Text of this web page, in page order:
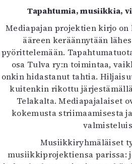
Tapahtumia, musiikkia,
Mediapajan projektien kirjo on
ääreen keräännytään
pyörittelemään.
osa Tulva ry:n toimintaa,
onkin hidastanut tahtia.
kuitenkin rikottu
Telakalta. Mediapajalaiset
kokemusta striimaamisesta
Musiikkiryhmäläiset
musiikkiprojektiensa parissa: